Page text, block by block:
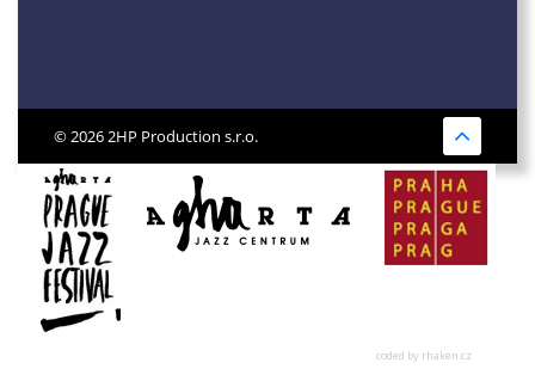
© 2026 2HP Production s.r.o.
coded by rhaken.cz